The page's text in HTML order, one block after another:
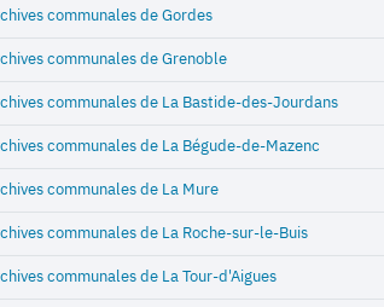
communales de Gordes
communales de Grenoble
communales de La Bastide-des-Jourdans
communales de La Bégude-de-Mazenc
communales de La Mure
communales de La Roche-sur-le-Buis
communales de La Tour-d'Aigues